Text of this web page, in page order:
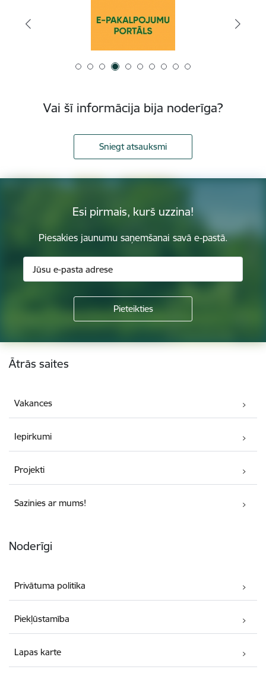
Vai šī informācija bija noderīga?
Sniegt atsauksmi
Esi pirmais, kurš uzzina!
Piesakies jaunumu saņemšanai savā e-pastā.
Kājene
Ātrās saites
Vakances
Iepirkumi
Projekti
Sazinies ar mums!
Noderīgi
Privātuma politika
Piekļūstamība
Lapas karte